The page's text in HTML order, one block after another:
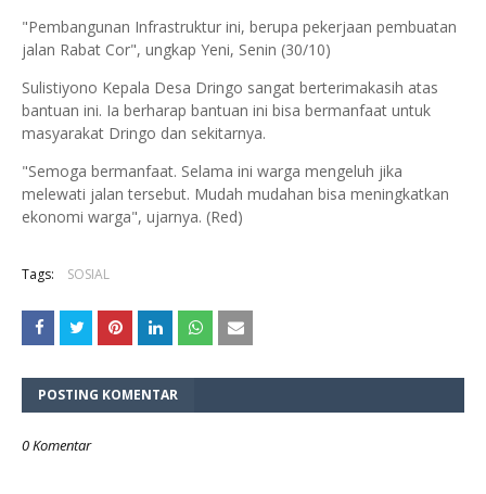
"Pembangunan Infrastruktur ini, berupa pekerjaan pembuatan
jalan Rabat Cor", ungkap Yeni, Senin (30/10)
Sulistiyono Kepala Desa Dringo sangat berterimakasih atas
bantuan ini. Ia berharap bantuan ini bisa bermanfaat untuk
masyarakat Dringo dan sekitarnya.
"Semoga bermanfaat. Selama ini warga mengeluh jika
melewati jalan tersebut. Mudah mudahan bisa meningkatkan
ekonomi warga", ujarnya. (Red)
Tags: SOSIAL
POSTING KOMENTAR
0 Komentar